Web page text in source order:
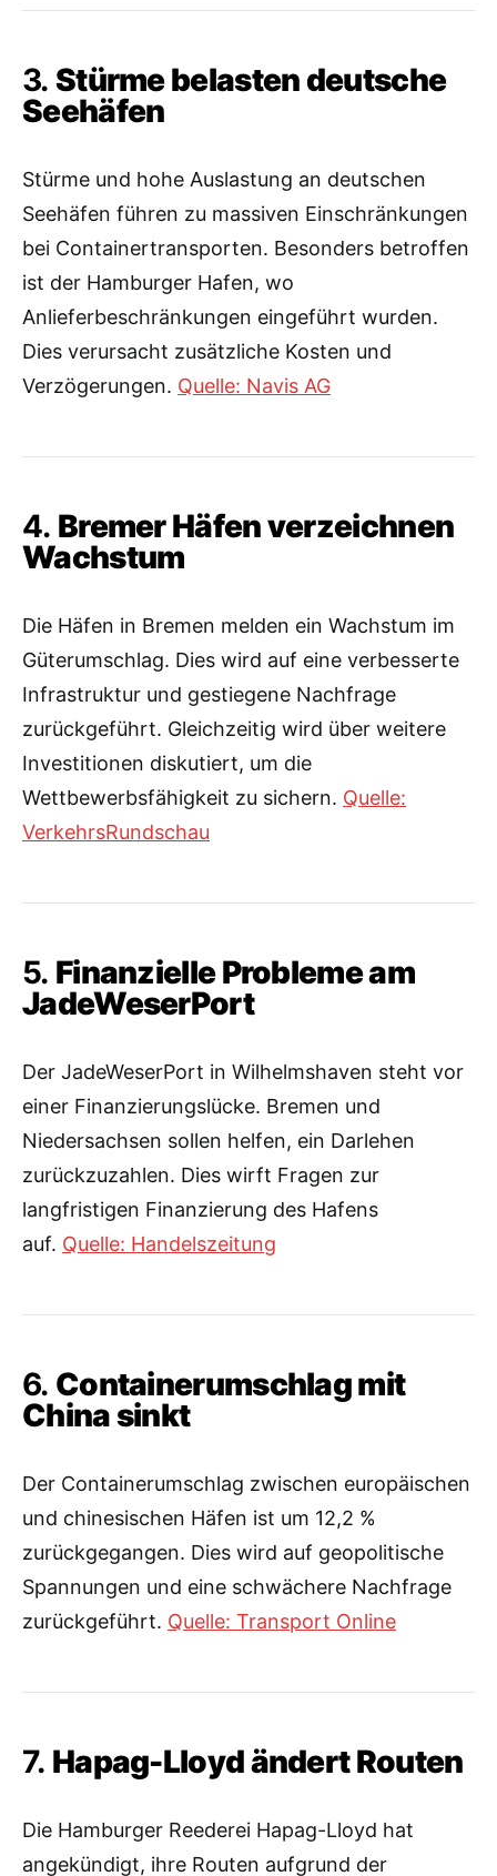
3. Stürme belasten deutsche
Seehäfen
Stürme und hohe Auslastung an deutschen
Seehäfen führen zu massiven Einschränkungen
bei Containertransporten. Besonders betroffen
ist der Hamburger Hafen, wo
Anlieferbeschränkungen eingeführt wurden.
Dies verursacht zusätzliche Kosten und
Verzögerungen. Quelle: Navis AG
4. Bremer Häfen verzeichnen
Wachstum
Die Häfen in Bremen melden ein Wachstum im
Güterumschlag. Dies wird auf eine verbesserte
Infrastruktur und gestiegene Nachfrage
zurückgeführt. Gleichzeitig wird über weitere
Investitionen diskutiert, um die
Wettbewerbsfähigkeit zu sichern. Quelle:
VerkehrsRundschau
5. Finanzielle Probleme am
JadeWeserPort
Der JadeWeserPort in Wilhelmshaven steht vor
einer Finanzierungslücke. Bremen und
Niedersachsen sollen helfen, ein Darlehen
zurückzuzahlen. Dies wirft Fragen zur
langfristigen Finanzierung des Hafens
auf. Quelle: Handelszeitung
6. Containerumschlag mit
China sinkt
Der Containerumschlag zwischen europäischen
und chinesischen Häfen ist um 12,2 %
zurückgegangen. Dies wird auf geopolitische
Spannungen und eine schwächere Nachfrage
zurückgeführt. Quelle: Transport Online
7. Hapag-Lloyd ändert Routen
Die Hamburger Reederei Hapag-Lloyd hat
angekündigt, ihre Routen aufgrund der